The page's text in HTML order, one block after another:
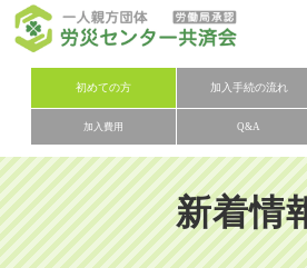
初めての方 加入手続の流れ
加入費用 Q&A
労災保険とは
労災保険の取り
労災保険加入手続
加入費用
加入申込み
新着情